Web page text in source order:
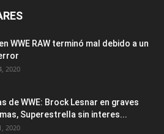
WWE RAW terminó mal debido a un
2020
de WWE: Brock Lesnar en graves
Superestrella sin interes...
2020